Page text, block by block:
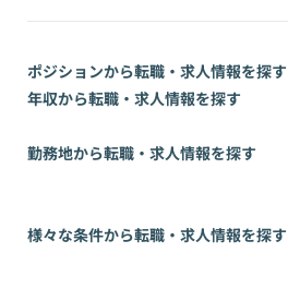
ポジションから転職・求人情報を探す
年収から転職・求人情報を探す
勤務地から転職・求人情報を探す
様々な条件から転職・求人情報を探す